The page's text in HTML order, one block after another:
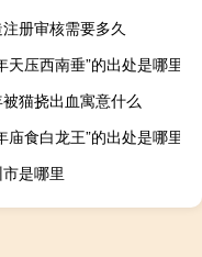
册审核需要多久
天压西南垂”的出处是哪里
猫挠出血寓意什么
庙食白龙王”的出处是哪里
是哪里